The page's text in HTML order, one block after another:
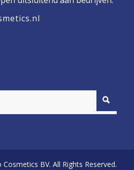
BV. All Rights Reserved.